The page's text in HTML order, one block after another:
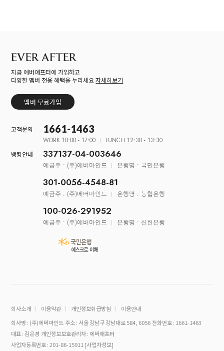
지금 에버애프터에 가입하고
다양한 멤버 전용 혜택을 누리세요자세히보기
멤버 무료가입
고객문의 1661-1463
WORK 10:00 - 17:00 LUNCH 12:30 - 13:30
뱅킹안내 337137-04-003646
예금주 : (주)에버마인드 은행명 : 국민은행
301-0056-4548-81
예금주 : (주)에버마인드 은행명 : 농협은행
100-026-291952
예금주 : (주)에버마인드 은행명 : 신한은행
회사소개 이용약관 개인정보취급방침
이용안내
회사명 : (주)에버마인드 주소 : 서울 강남구 강남대로 584, 6056 전화번호 : 1661-1463
대표 : 김은경 개인정보보호관리자 : 에버애프터
사업자등록번호 : 201-86-15911[사업자정보]